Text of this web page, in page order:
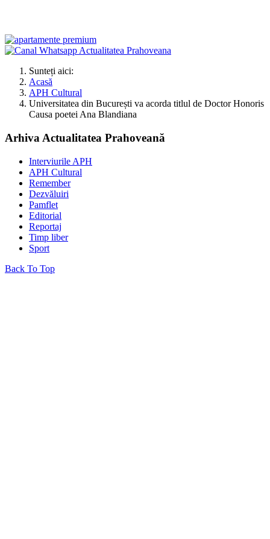
Sunteți aici:
Acasă
APH Cultural
Universitatea din București va acorda titlul de Doctor Honoris
Causa poetei Ana Blandiana
Arhiva Actualitatea Prahoveană
Interviurile APH
APH Cultural
Remember
Dezvăluiri
Pamflet
Editorial
Reportaj
Timp liber
Sport
Back To Top